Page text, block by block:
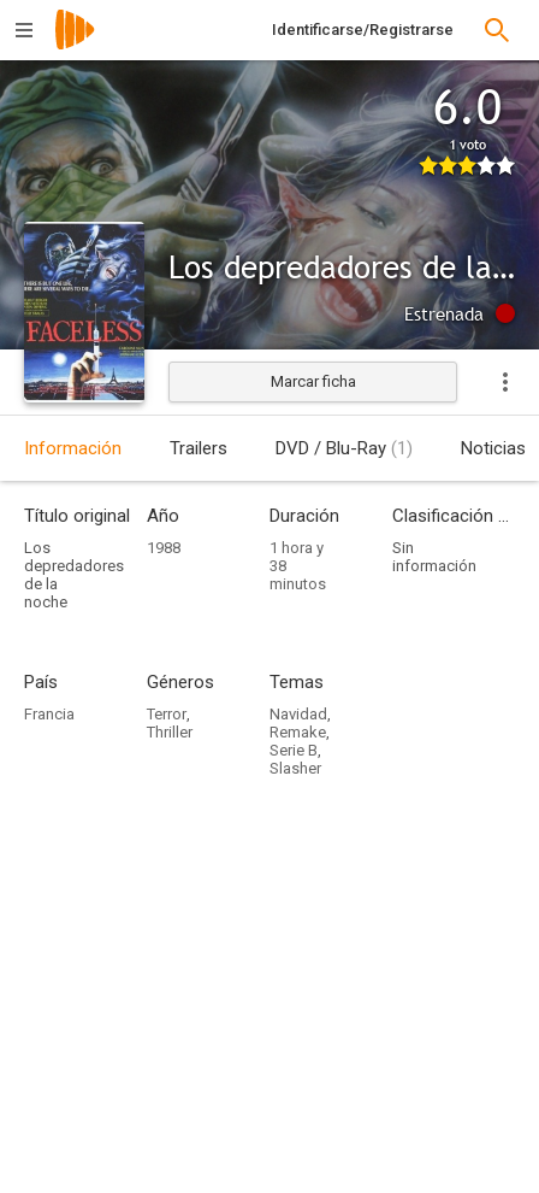
Identificarse/Registrarse
6.0
1 voto
Los depredadores de la noche
Estrenada
Marcar ficha
Información Trailers DVD / Blu-Ray (1) Noticias
Título original
Los
depredadores
de la
noche
Año
1988
Duración
1 hora y
38
minutos
Clasificación por edades
Sin
información
País
Francia
Géneros
Terror,
Thriller
Temas
Navidad,
Remake,
Serie B,
Slasher